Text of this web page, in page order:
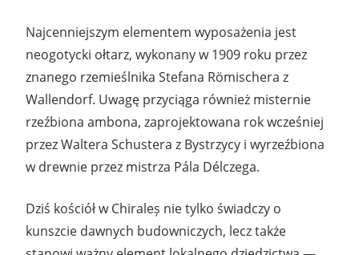
Najcenniejszym elementem wyposażenia jest
neogotycki ołtarz, wykonany w 1909 roku przez
znanego rzemieślnika Stefana Römischera z
Wallendorf. Uwagę przyciąga również misternie
rzeźbiona ambona, zaprojektowana rok wcześniej
przez Waltera Schustera z Bystrzycy i wyrzeźbiona
w drewnie przez mistrza Pála Délczega.
Dziś kościół w Chiraleș nie tylko świadczy o
kunszcie dawnych budowniczych, lecz także